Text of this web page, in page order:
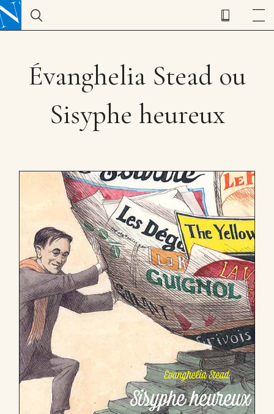
Évanghelia Stead ou
Sisyphe heureux